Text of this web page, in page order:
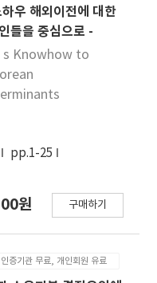
우 해외이전에 대한
들을 중심으로 -
Knowhow to
pp.1-25
원 구매하기
증기관 무료, 개인회원 유료